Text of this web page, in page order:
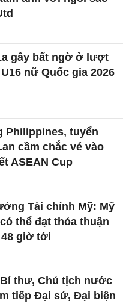
gây bất ngờ ở lượt
nữ Quốc gia 2026
Philippines, tuyển
cầm chắc vé vào
ASEAN Cup
Tài chính Mỹ: Mỹ
thể đạt thỏa thuận
giờ tới
thư, Chủ tịch nước
tiếp Đại sứ, Đại biện